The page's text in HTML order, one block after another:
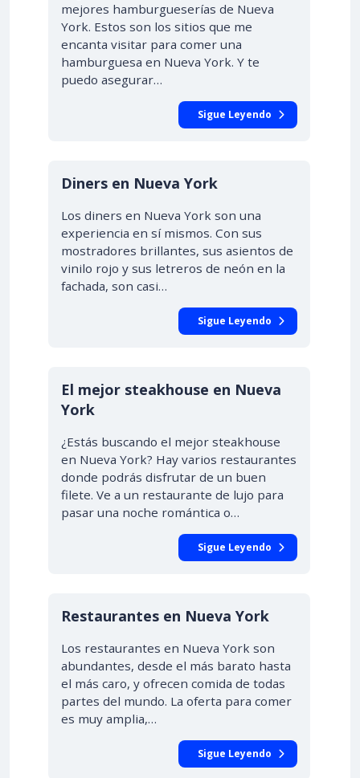
mejores hamburgueserías de Nueva
York. Estos son los sitios que me
encanta visitar para comer una
hamburguesa en Nueva York. Y te
puedo asegurar…
Sigue Leyendo
Diners en Nueva York
Los diners en Nueva York son una
experiencia en sí mismos. Con sus
mostradores brillantes, sus asientos de
vinilo rojo y sus letreros de neón en la
fachada, son casi…
Sigue Leyendo
El mejor steakhouse en Nueva
York
¿Estás buscando el mejor steakhouse
en Nueva York? Hay varios restaurantes
donde podrás disfrutar de un buen
filete. Ve a un restaurante de lujo para
pasar una noche romántica o…
Sigue Leyendo
Restaurantes en Nueva York
Los restaurantes en Nueva York son
abundantes, desde el más barato hasta
el más caro, y ofrecen comida de todas
partes del mundo. La oferta para comer
es muy amplia,…
Sigue Leyendo